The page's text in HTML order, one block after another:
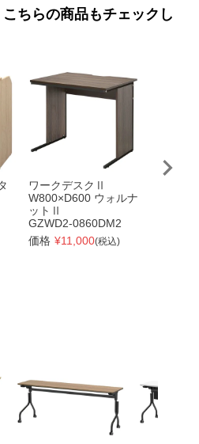
ちらの商品もチェックし
ワークデスクⅡ
W800×D600 ウォルナ
ットⅡ
GZWD2-0860DM2
価格 ¥11,000(税込)